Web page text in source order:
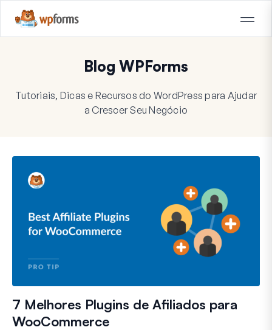
Blog WPForms
Tutoriais, Dicas e Recursos do WordPress para Ajudar
a Crescer Seu Negócio
7 Melhores Plugins de Afiliados para
WooCommerce